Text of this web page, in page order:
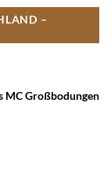
–
MC Großbodungen